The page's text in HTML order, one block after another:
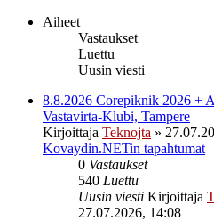
Aiheet
Vastaukset
Luettu
Uusin viesti
8.8.2026 Corepiknik 2026 +
Vastavirta-Klubi, Tampere
Kirjoittaja Teknojta »
Kovaydin.NETin tapahtumat
0 Vastaukset
540 Luettu
Uusin viesti Kirjoittaja
27.07.2026, 14:08